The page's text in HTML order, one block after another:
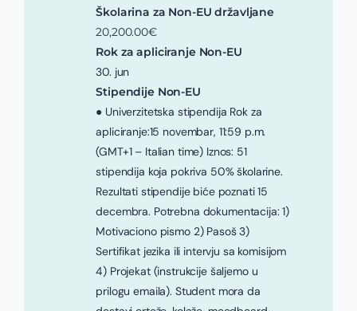
Školarina za Non-EU državljane
20,200.00€
Rok za apliciranje Non-EU
30. jun
Stipendije Non-EU
● Univerzitetska stipendija Rok za
apliciranje:15 novembar, 11:59 p.m.
(GMT+1 – Italian time) Iznos: 51
stipendija koja pokriva 50% školarine.
Rezultati stipendije biće poznati 15
decembra. Potrebna dokumentacija: 1)
Motivaciono pismo 2) Pasoš 3)
Sertifikat jezika ili intervju sa komisijom
4) Projekat (instrukcije šaljemo u
prilogu emaila). Student mora da